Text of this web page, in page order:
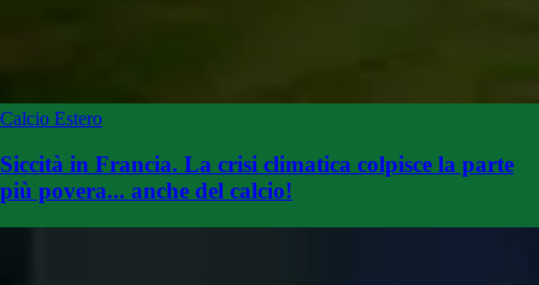
Calcio Estero
Siccità in Francia. La crisi climatica colpisce la parte
più povera... anche del calcio!